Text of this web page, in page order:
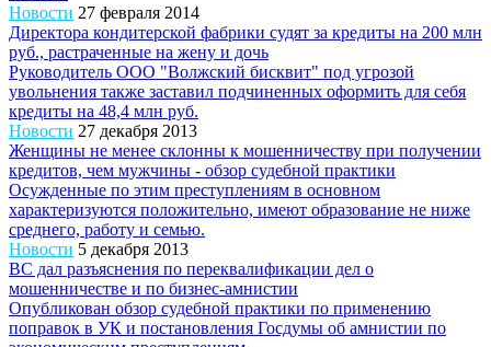
Новости 27 февраля 2014
Директора кондитерской фабрики судят за кредиты на 200 млн
руб., растраченные на жену и дочь
Руководитель ООО "Волжский бисквит" под угрозой
увольнения также заставил подчиненных оформить для себя
кредиты на 48,4 млн руб.
Новости 27 декабря 2013
Женщины не менее склонны к мошенничеству при получении
кредитов, чем мужчины - обзор судебной практики
Осужденные по этим преступлениям в основном
характеризуются положительно, имеют образование не ниже
среднего, работу и семью.
Новости 5 декабря 2013
ВС дал разъяснения по переквалификации дел о
мошенничестве и по бизнес-амнистии
Опубликован обзор судебной практики по применению
поправок в УК и постановления Госдумы об амнистии по